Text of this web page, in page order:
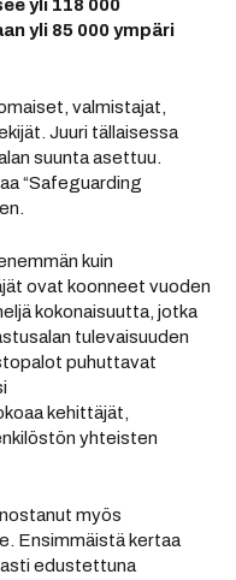
yli 118 000
yli 85 000 ympäri
valmistajat,
Juuri tällaisessa
suunta asettuu.
“Safeguarding
kuin
ovat koonneet vuoden
kokonaisuutta, jotka
tulevaisuuden
puhuttavat
kehittäjät,
yhteisten
myös
Ensimmäistä kertaa
edustettuna